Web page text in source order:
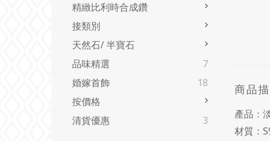
精緻比利時合成鑽
接類別
天然石/ 半寶石
品味精選
7
婚嫁首飾
18
按價格
清貨優惠
3
商品
產品：
材質：